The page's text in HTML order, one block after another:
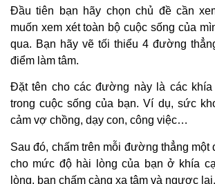
Đầu tiên bạn hãy chọn chủ đề cần
muốn xem xét toàn bộ cuộc sống của
qua. Bạn hãy vẽ tối thiểu 4 đường
điểm làm tâm.
Đặt tên cho các đường này là các khía
trong cuộc sống của bạn. Ví dụ, sức
cảm vợ chồng, dạy con, công việc…
Sau đó, chấm trên mỗi đường thẳng
cho mức độ hài lòng của bạn ở khía
lòng, bạn chấm càng xa tâm và ngược lại.